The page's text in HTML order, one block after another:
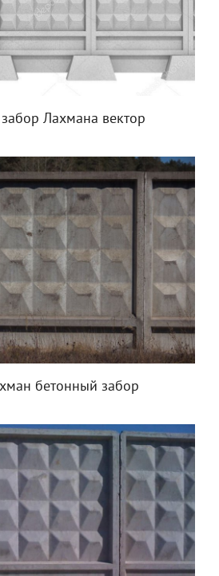
Лахмана вектор
бетонный забор